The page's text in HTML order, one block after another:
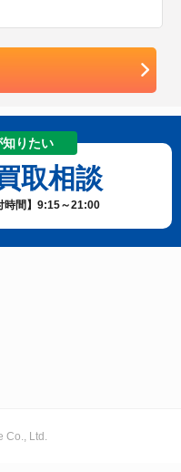
りたい
取相談
時間】9:15～21:00
Co., Ltd.